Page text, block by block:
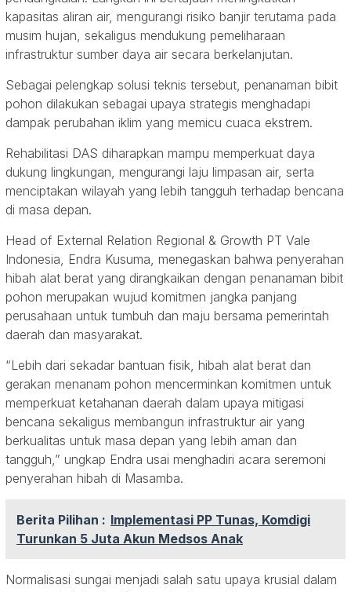
kapasitas aliran air, mengurangi risiko banjir terutama pada
musim hujan, sekaligus mendukung pemeliharaan
infrastruktur sumber daya air secara berkelanjutan.
Sebagai pelengkap solusi teknis tersebut, penanaman bibit
pohon dilakukan sebagai upaya strategis menghadapi
dampak perubahan iklim yang memicu cuaca ekstrem.
Rehabilitasi DAS diharapkan mampu memperkuat daya
dukung lingkungan, mengurangi laju limpasan air, serta
menciptakan wilayah yang lebih tangguh terhadap bencana
di masa depan.
Head of External Relation Regional & Growth PT Vale
Indonesia, Endra Kusuma, menegaskan bahwa penyerahan
hibah alat berat yang dirangkaikan dengan penanaman bibit
pohon merupakan wujud komitmen jangka panjang
perusahaan untuk tumbuh dan maju bersama pemerintah
daerah dan masyarakat.
“Lebih dari sekadar bantuan fisik, hibah alat berat dan
gerakan menanam pohon mencerminkan komitmen untuk
memperkuat ketahanan daerah dalam upaya mitigasi
bencana sekaligus membangun infrastruktur air yang
berkualitas untuk masa depan yang lebih aman dan
tangguh,” ungkap Endra usai menghadiri acara seremoni
penyerahan hibah di Masamba.
Berita Pilihan : Implementasi PP Tunas, Komdigi
Turunkan 5 Juta Akun Medsos Anak
Normalisasi sungai menjadi salah satu upaya krusial dalam